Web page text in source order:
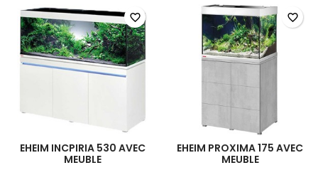
silencieuse
EHEIM INCPIRIA 530 AVEC
MEUBLE
favorite_border
EHEIM PROXIMA 175 AVEC
MEUBLE
favorite_border